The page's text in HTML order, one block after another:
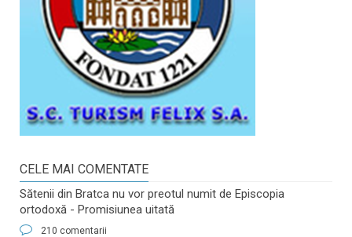
CELE MAI COMENTATE
Sătenii din Bratca nu vor preotul numit de Episcopia
ortodoxă - Promisiunea uitată
210 comentarii